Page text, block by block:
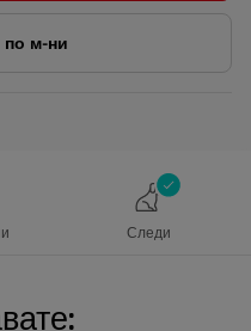
по м-ни
Следи